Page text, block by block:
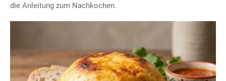
die Anleitung zum Nachkochen.